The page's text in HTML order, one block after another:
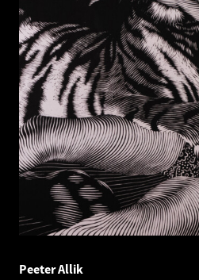
Peeter Allik